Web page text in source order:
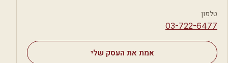
טלפון
⁦03-722-6477⁩
אמת את העסק שלי